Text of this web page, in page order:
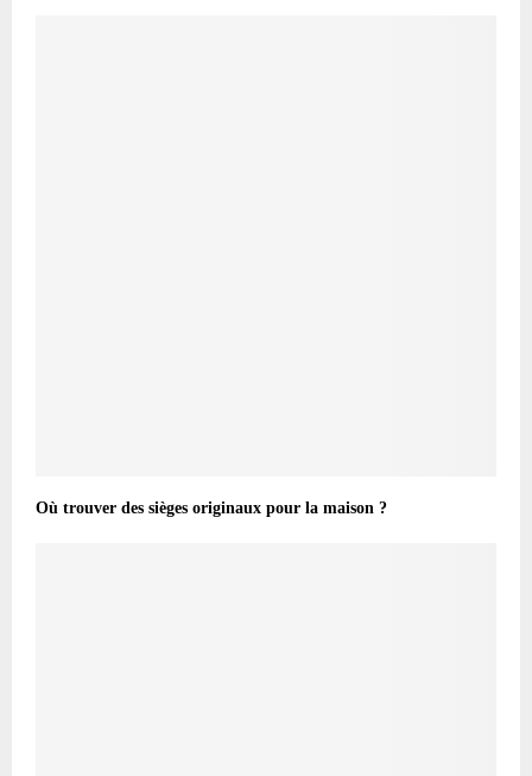
Où trouver des sièges originaux pour la maison ?